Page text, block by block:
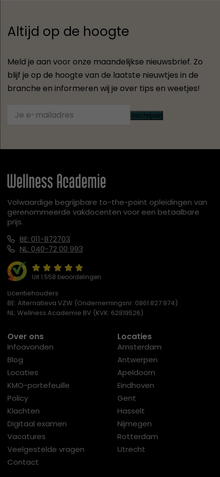
Altijd op de hoogte
Meld je aan voor onze maandelijkse nieuwsbrief. Zo
blijf je op de hoogte van de laatste nieuwtjes in de
branche en informeren wij je over tips en weetjes!
Inschrijven
Volwaardige begrijpbare to-the-point opleidingen van
gerenommeerde vakdocenten voor een betaalbare
prijs.
BE: 011-872703
NL: 040-72 00 993
Uit 1.558 beoordelingen
Licentiehouders
BE: Alternatieva VZW (Ondernemingsnr: 0861.827.974)
NL: Wellness Academie BV (KVK: 62819526)
Over ons
Infoavonden
Blog
Locaties
KMO-portefeuille
Policy
Klachten
Digitaal examen
Vacatures
Veelgestelde vragen
Contact
Locaties
Amsterdam
Antwerpen
Apeldoorn
Eindhoven
Gent
Hasselt
Nijmegen
Rotterdam
Utrecht